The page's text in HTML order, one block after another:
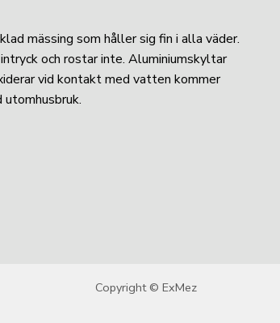
mässing som håller sig fin i alla väder.
och rostar inte. Aluminiumskyltar
vid kontakt med vatten kommer
Copyright © ExMez